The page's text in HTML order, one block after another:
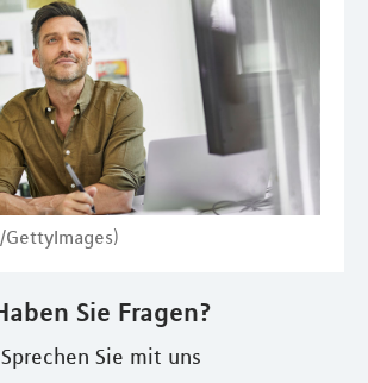
Sie Fragen?
Sprechen Sie mit uns